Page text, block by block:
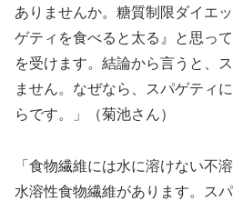
ありませんか。糖質制限ダイエ
ゲティを食べると太る』と思っ
を受けます。結論から言うと、
ません。なぜなら、スパゲティ
らです。」（菊池さん）
「食物繊維には水に溶けない不
水溶性食物繊維があります。ス